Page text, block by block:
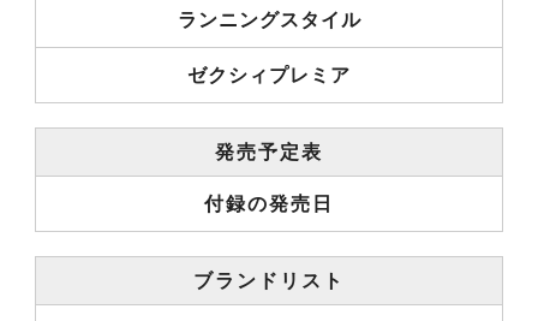
ランニングスタイル
ゼクシィプレミア
発売予定表
付録の発売日
ブランドリスト